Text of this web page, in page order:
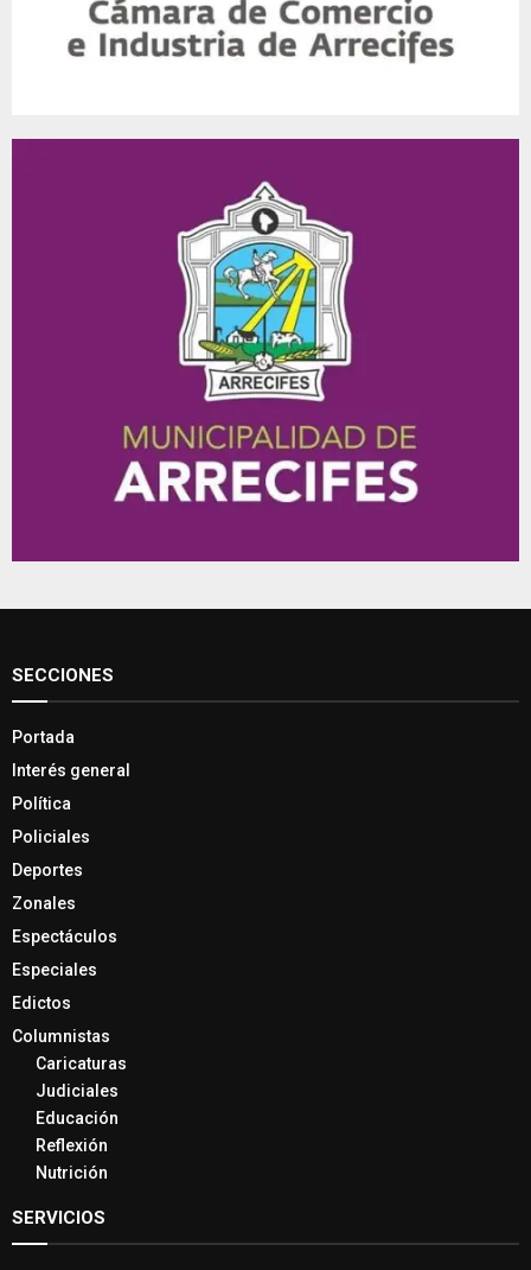
SECCIONES
Portada
Interés general
Política
Policiales
Deportes
Zonales
Espectáculos
Especiales
Edictos
Columnistas
Caricaturas
Judiciales
Educación
Reflexión
Nutrición
SERVICIOS